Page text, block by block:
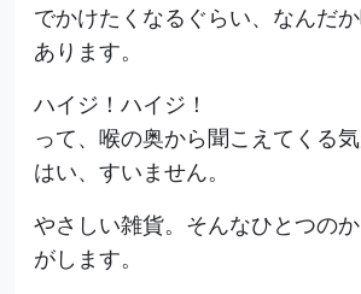
でかけたくなるぐらい、なんだ
あります。
ハイジ！ハイジ！
って、喉の奥から聞こえてくる気
はい、すいません。
やさしい雑貨。そんなひとつの
がします。